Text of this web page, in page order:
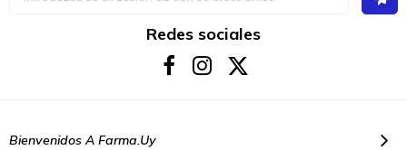
Redes sociales
Bienvenidos A Farma.uy